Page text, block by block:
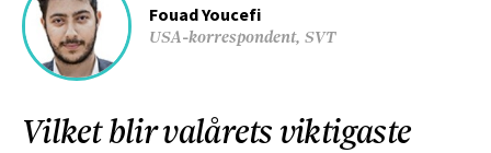
Fouad Youcefi
USA-korrespondent, SVT
Vilket blir valårets viktigaste